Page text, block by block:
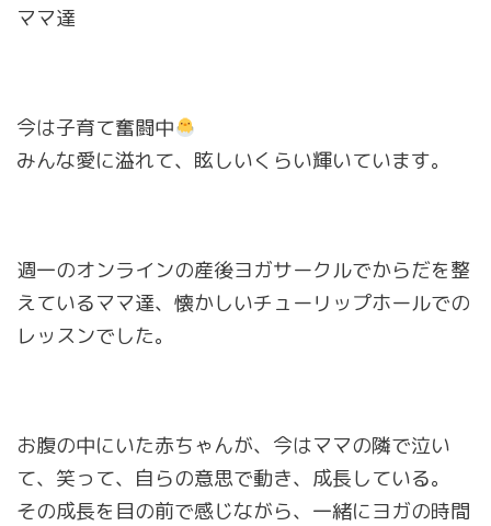
ママ達
今は子育て奮闘中
みんな愛に溢れて、眩しいくらい輝いています。
週一のオンラインの産後ヨガサークルでからだを整
えているママ達、懐かしいチューリップホールでの
レッスンでした。
お腹の中にいた赤ちゃんが、今はママの隣で泣い
て、笑って、自らの意思で動き、成長している。
その成長を目の前で感じながら、一緒にヨガの時間